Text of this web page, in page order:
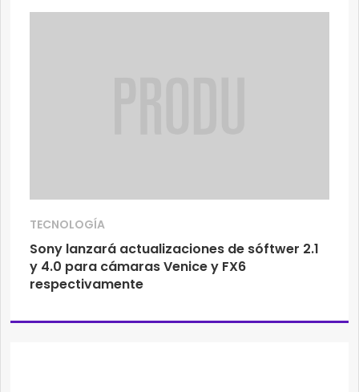
TECNOLOGÍA
Sony lanzará actualizaciones de sóftwer 2.1
y 4.0 para cámaras Venice y FX6
respectivamente